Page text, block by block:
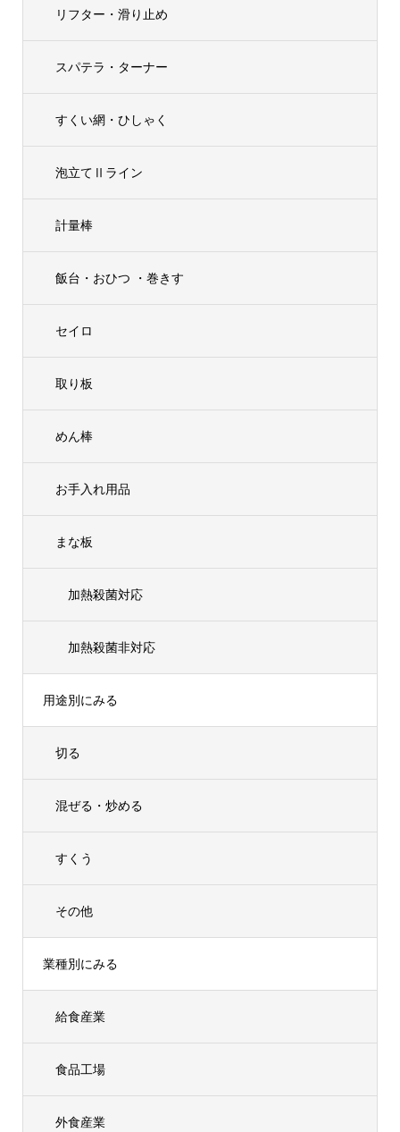
リフター・滑り止め
スパテラ・ターナー
すくい網・ひしゃく
泡立てⅡライン
計量棒
飯台・おひつ ・巻きす
セイロ
取り板
めん棒
お手入れ用品
まな板
加熱殺菌対応
加熱殺菌非対応
用途別にみる
切る
混ぜる・炒める
すくう
その他
業種別にみる
給食産業
食品工場
外食産業